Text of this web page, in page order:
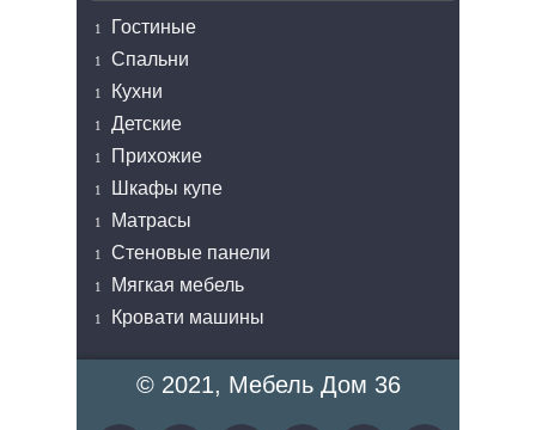
Гостиные
Спальни
Кухни
Детские
Прихожие
Шкафы купе
Матрасы
Стеновые панели
Мягкая мебель
Кровати машины
© 2021, Мебель Дом 36